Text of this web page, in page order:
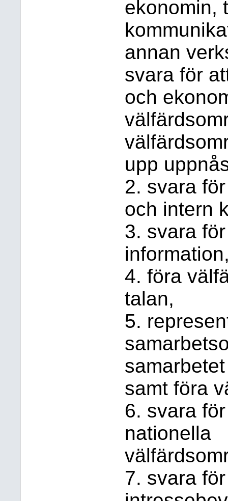
ekonomin,
annan
svara för
och
upp
2. svara
och intern
3. svara
4. föra
talan,
5.
samt föra
6. svara
nationella
7. svara